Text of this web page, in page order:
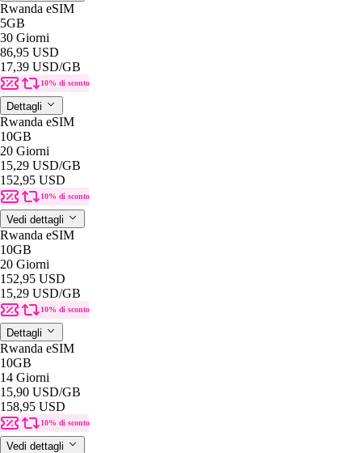
Rwanda eSIM
5GB
30 Giorni
86,95 USD
17,39 USD/GB
10% di sconto
Dettagli
Rwanda eSIM
10GB
20 Giorni
15,29 USD/GB
152,95 USD
10% di sconto
Vedi dettagli
Rwanda eSIM
10GB
20 Giorni
152,95 USD
15,29 USD/GB
10% di sconto
Dettagli
Rwanda eSIM
10GB
14 Giorni
15,90 USD/GB
158,95 USD
10% di sconto
Vedi dettagli